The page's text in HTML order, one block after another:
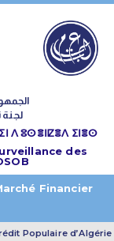
لجنة
ⴷ ⵓⵙⴻⵏⵇⴻⴷ ⵉⵏⴻⵙ
des
Financier
Populaire d’Algérie